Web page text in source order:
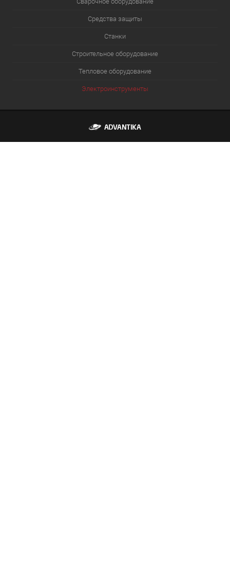
Средства защиты
Станки
Строительное оборудование
Тепловое оборудование
Электроинструменты